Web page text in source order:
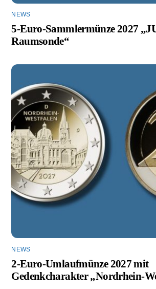
NEWS
5-Euro-Sammlermünze 2027
Raumsonde“
NEWS
2-Euro-Umlaufmünze 2027 mit
Gedenkcharakter „Nordrhein-